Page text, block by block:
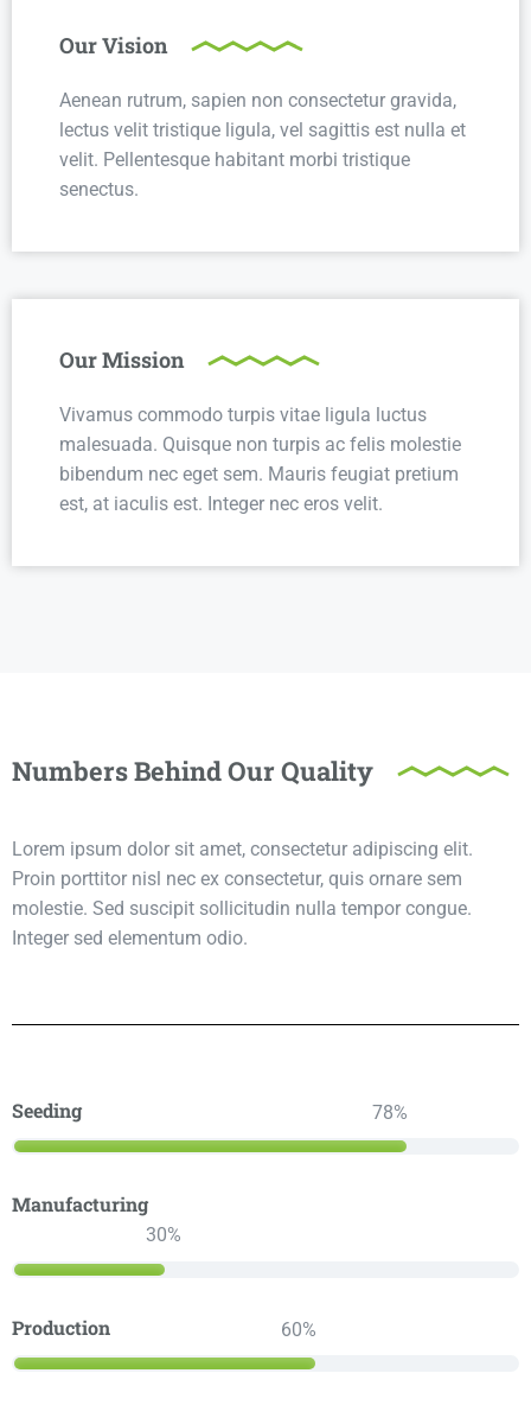
Our Vision
Aenean rutrum, sapien non consectetur gravida,
lectus velit tristique ligula, vel sagittis est nulla et
velit. Pellentesque habitant morbi tristique
senectus.
Our Mission
Vivamus commodo turpis vitae ligula luctus
malesuada. Quisque non turpis ac felis molestie
bibendum nec eget sem. Mauris feugiat pretium
est, at iaculis est. Integer nec eros velit.
Numbers Behind Our Quality
Lorem ipsum dolor sit amet, consectetur adipiscing elit.
Proin porttitor nisl nec ex consectetur, quis ornare sem
molestie. Sed suscipit sollicitudin nulla tempor congue.
Integer sed elementum odio.
Seeding 78
Manufacturing
30
Production 60